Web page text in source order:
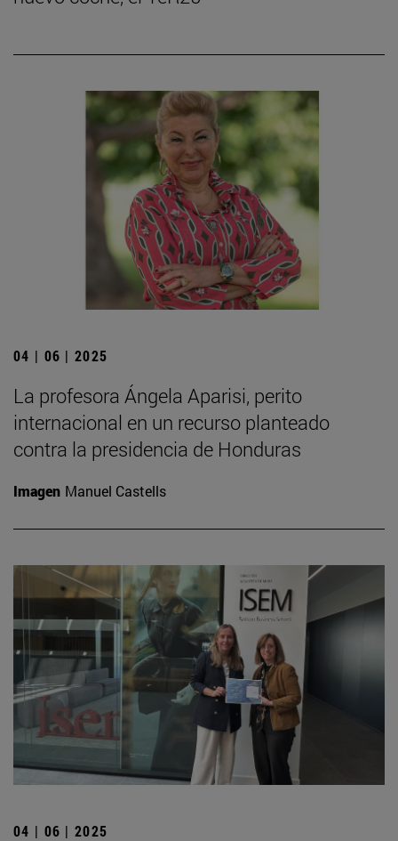
04 | 06 | 2025
La profesora Ángela Aparisi, perito
internacional en un recurso planteado
contra la presidencia de Honduras
Imagen Manuel Castells
04 | 06 | 2025